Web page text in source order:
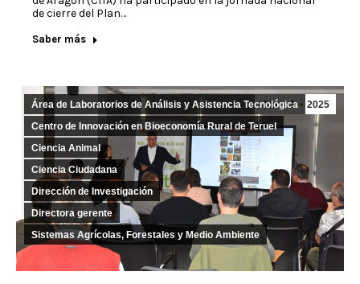
de cierre del Plan…
Saber más
Abr 1 2025
Área de Laboratorios de Análisis y Asistencia Tecnológica
Centro de Innovación en Bioeconomía Rural de Teruel
Ciencia Animal
Ciencia Ciudadana
Dirección de Investigación
Directora gerente
Sistemas Agrícolas, Forestales y Medio Ambiente